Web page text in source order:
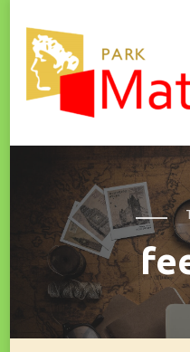
Park Matilo